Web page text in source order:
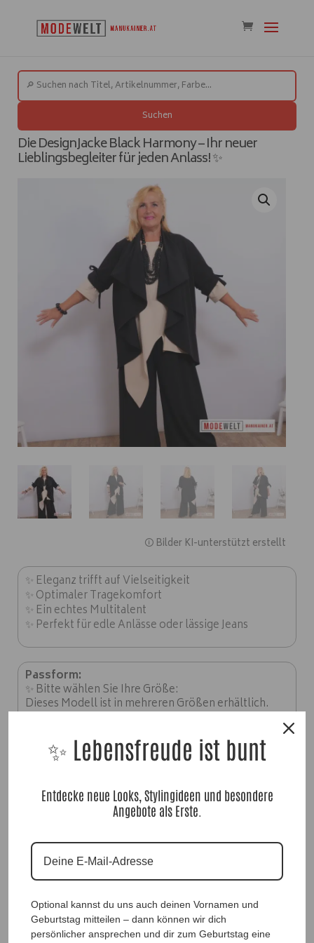
Suchen
Die DesignJacke Black Harmony – Ihr neuer
Lieblingsbegleiter für jeden Anlass! ✨
🛈 Bilder KI-unterstützt erstellt
✨ Eleganz trifft auf Vielseitigkeit
✨ Optimaler Tragekomfort
✨ Ein echtes Multitalent
✨ Perfekt für edle Anlässe oder lässige Jeans
Passform:
✨ Bitte wählen Sie Ihre Größe:
Dieses Modell ist in mehreren Größen erhältlich.
Insgesamt erhältlich von Gr. 40 bis 46.
Material: ✨
50% Viskose, 50% Baumwolle
✨ Lebensfreude ist bunt
Entdecke neue Looks, Stylingideen und besondere
Angebote als Erste.
Optional kannst du uns auch deinen Vornamen und
Geburtstag mitteilen – dann können wir dich
persönlicher ansprechen und dir zum Geburtstag eine